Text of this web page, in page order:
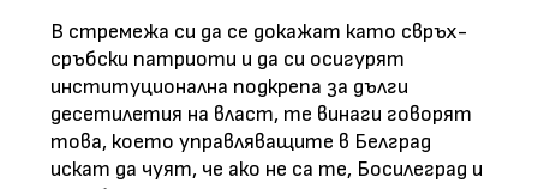
В стремежа си да се докажат като свръх-
сръбски патриоти и да си осигурят
институционална подкрепа за дълги
десетилетия на власт, те винаги говорят
това, което управляващите в Белград
искат да чуят, че ако не са те, Босилеград и